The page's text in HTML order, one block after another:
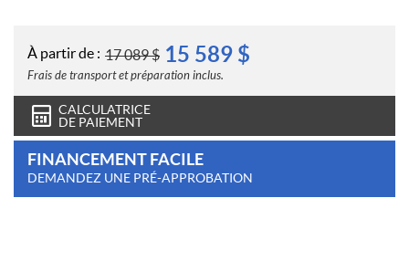
À partir de : 17 089$ 15 589 $
Frais de transport et préparation inclus.
CALCULATRICE
DE PAIEMENT
FINANCEMENT FACILE
DEMANDEZ UNE PRÉ-APPROBATION